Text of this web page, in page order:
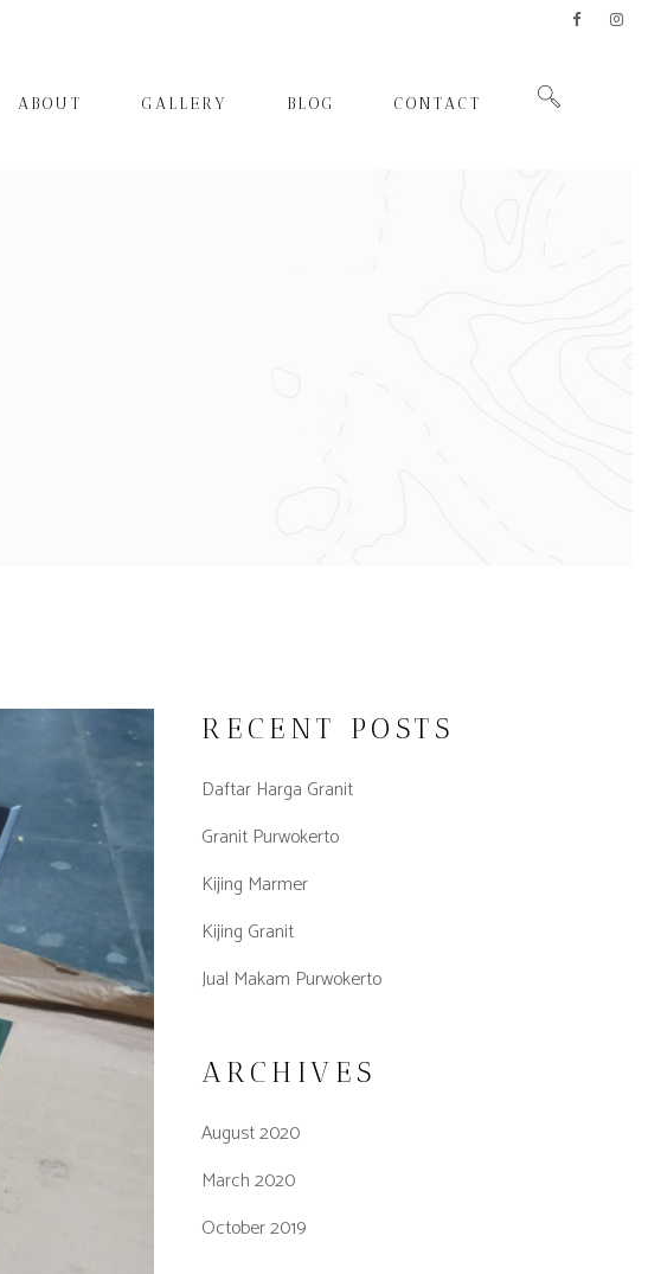
ABOUT GALLERY BLOG CONTACT
RECENT POSTS
Daftar Harga Granit
Granit Purwokerto
Kijing Marmer
Kijing Granit
Jual Makam Purwokerto
ARCHIVES
August 2020
March 2020
October 2019